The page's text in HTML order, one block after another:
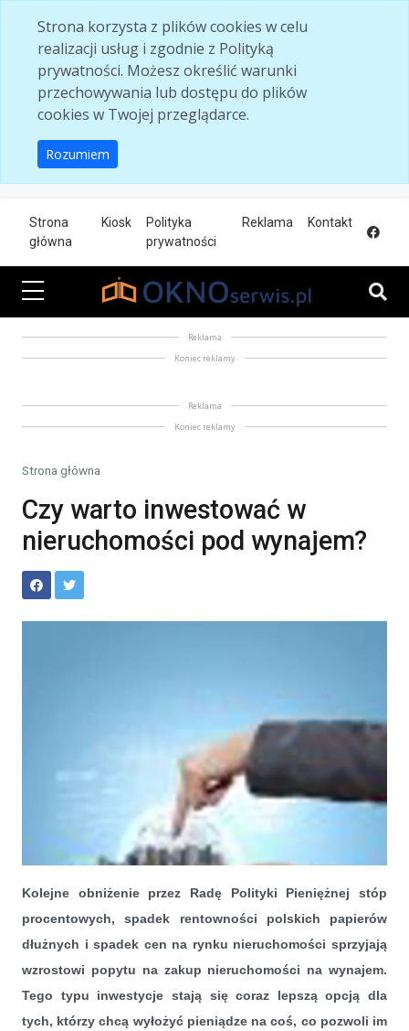
Strona korzysta z plików cookies w celu
realizacji usług i zgodnie z Polityką
prywatności. Możesz określić warunki
przechowywania lub dostępu do plików
cookies w Twojej przeglądarce.
Rozumiem
Strona
główna
Kiosk
Polityka
prywatności
Reklama Kontakt
Reklama
Koniec reklamy
Reklama
Koniec reklamy
Strona główna
Czy warto inwestować w
nieruchomości pod wynajem?
Czy warto inwestować w nieruchomości pod wynajem?
Kolejne obniżenie przez Radę Polityki Pieniężnej stóp
procentowych, spadek rentowności polskich papierów
dłużnych i spadek cen na rynku nieruchomości sprzyjają
wzrostowi popytu na zakup nieruchomości na wynajem.
Tego typu inwestycje stają się coraz lepszą opcją dla
tych, którzy chcą wyłożyć pieniądze na coś, co pozwoli im